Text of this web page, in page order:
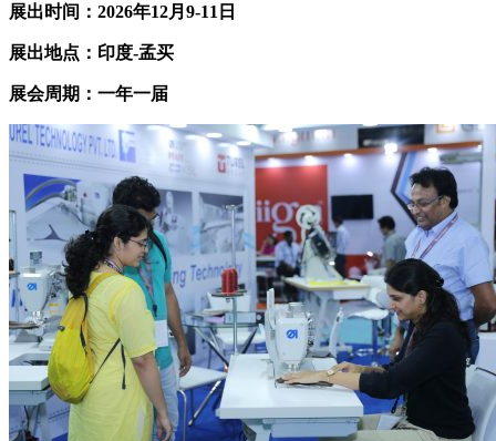
展出时间：2026年12月9-11日
展出地点：印度-孟买
展会周期：一年一届